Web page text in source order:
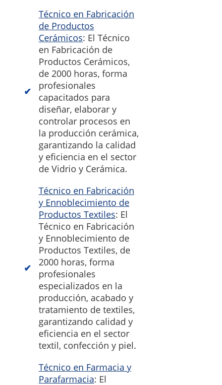
Técnico en Fabricación
de Productos
Cerámicos: El Técnico
en Fabricación de
Productos Cerámicos,
de 2000 horas, forma
profesionales
capacitados para
diseñar, elaborar y
controlar procesos en
la producción cerámica,
garantizando la calidad
y eficiencia en el sector
de Vidrio y Cerámica.
Técnico en Fabricación
y Ennoblecimiento de
Productos Textiles: El
Técnico en Fabricación
y Ennoblecimiento de
Productos Textiles, de
2000 horas, forma
profesionales
especializados en la
producción, acabado y
tratamiento de textiles,
garantizando calidad y
eficiencia en el sector
textil, confección y piel.
Técnico en Farmacia y
Parafarmacia: El